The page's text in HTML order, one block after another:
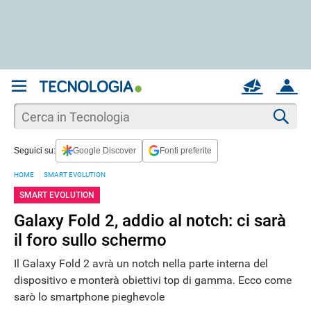
ACCOUNT
MAIL
Seguici su: Google Discover Fonti preferite
HOME SMART EVOLUTION
SMART EVOLUTION
Galaxy Fold 2, addio al notch: ci sarà
il foro sullo schermo
Il Galaxy Fold 2 avrà un notch nella parte interna del
dispositivo e monterà obiettivi top di gamma. Ecco come
sarò lo smartphone pieghevole